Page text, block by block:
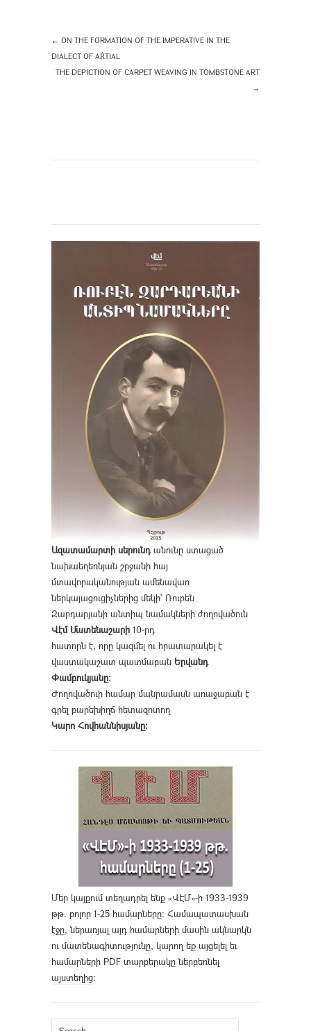
← ON THE FORMATION OF THE IMPERATIVE IN THE
DIALECT OF AṘTIAL
THE DEPICTION OF CARPET WEAVING IN TOMBSTONE ART
→
Ազատամարտի սերունդանունը ստացած
նախաեղեռնյան շրջանի հայ
մտավորականության ամենավառ
ներկայացուցիչներից մեկի՝ Ռուբեն
Զարդարյանի անտիպ նամակների ժողովածուն
Վէմ Մատենաշարի 10-րդ
հատորն է, որը կազմել ու հրատարակել է
վաստակաշատ պատմաբան Երվանդ
Փամբուկյանը։
Ժողովածուի համար մանրամասն առաջաբան է
գրել բարեխիղճ հետազոտող
Կարո Հովհաննիսյանը։
Մեր կայքում տեղադրել ենք «ՎԷՄ»-ի 1933-1939
թթ. բոլոր 1-25 համարները։ Համապատասխան
էջը, ներառյալ այդ համարների մասին ակնարկն
ու մատենագիտությունը, կարող եք այցելել եւ
համարների PDF տարբերակը ներբեռնել
այստեղից։
Search